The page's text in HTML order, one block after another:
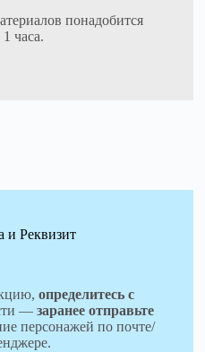
понадобится
часа.
и Реквизит
определитесь с
— заранее отправьте
персонажей по почте/